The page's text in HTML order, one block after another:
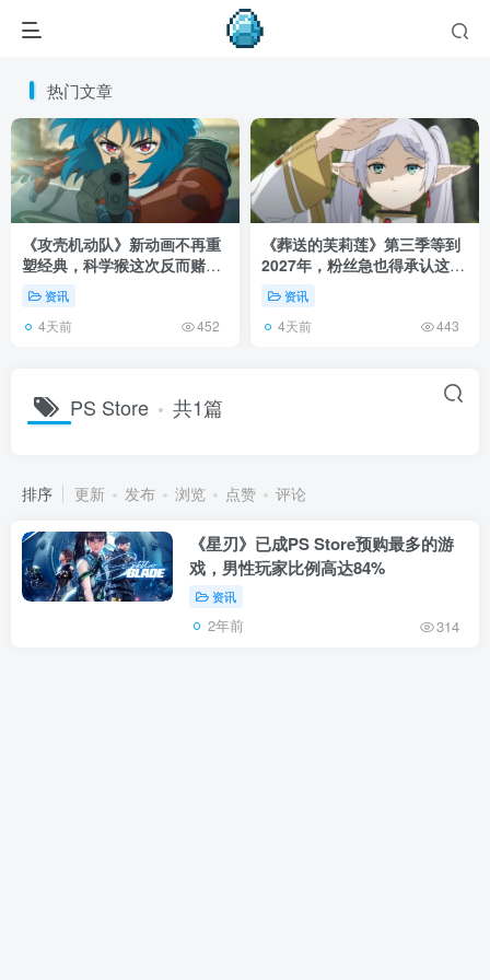
热门文章
《攻壳机动队》新动画不再重
塑经典，科学猴这次反而赌对
了！资讯
4天前 452
《葬送的芙莉莲》第三季等到
2027年，粉丝急也得承认这次
慢得有道理！
资讯
4天前 443
PS Store 共1篇
排序 更新 发布 浏览 点赞 评论
《星刃》已成PS Store预购最多的游
戏，男性玩家比例高达84%
资讯
2年前 314